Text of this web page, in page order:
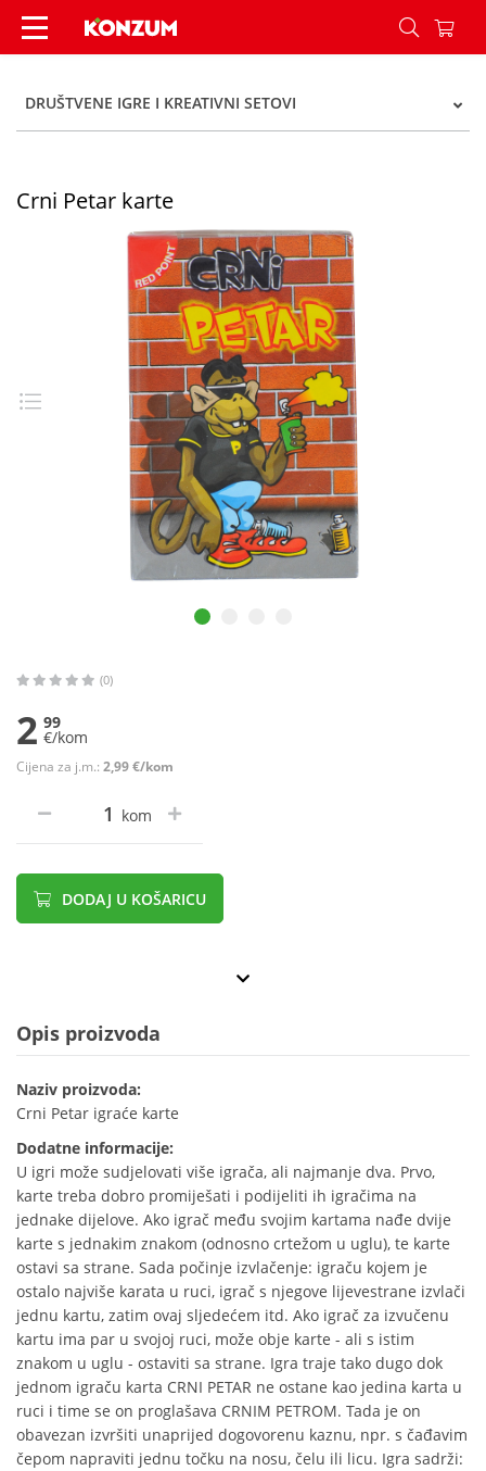
Crni Petar karte - Konzum
DRUŠTVENE IGRE I KREATIVNI SETOVI
Crni Petar karte
(0)
2 99
€/kom
Cijena za j.m.: 2,99 €/kom
kom
DODAJ U KOŠARICU
Opis proizvoda
Naziv proizvoda:
Crni Petar igraće karte
Dodatne informacije:
U igri može sudjelovati više igrača, ali najmanje dva. Prvo,
karte treba dobro promiješati i podijeliti ih igračima na
jednake dijelove. Ako igrač među svojim kartama nađe dvije
karte s jednakim znakom (odnosno crtežom u uglu), te karte
ostavi sa strane. Sada počinje izvlačenje: igraču kojem je
ostalo najviše karata u ruci, igrač s njegove lijevestrane izvlači
jednu kartu, zatim ovaj sljedećem itd. Ako igrač za izvučenu
kartu ima par u svojoj ruci, može obje karte - ali s istim
znakom u uglu - ostaviti sa strane. Igra traje tako dugo dok
jednom igraču karta CRNI PETAR ne ostane kao jedina karta u
ruci i time se on proglašava CRNIM PETROM. Tada je on
obavezan izvršiti unaprijed dogovorenu kaznu, npr. s čađavim
čepom napraviti jednu točku na nosu, čelu ili licu. Igra sadrži: